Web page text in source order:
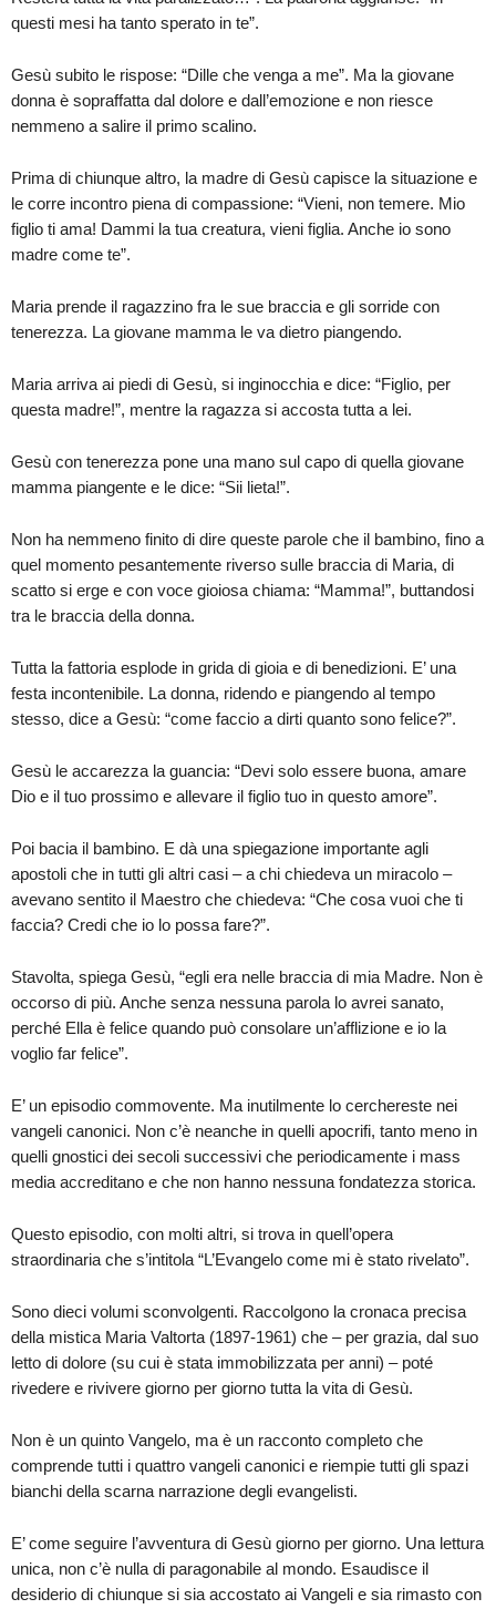
questi mesi ha tanto sperato in te”.
Gesù subito le rispose: “Dille che venga a me”. Ma la giovane
donna è sopraffatta dal dolore e dall’emozione e non riesce
nemmeno a salire il primo scalino.
Prima di chiunque altro, la madre di Gesù capisce la situazione e
le corre incontro piena di compassione: “Vieni, non temere. Mio
figlio ti ama! Dammi la tua creatura, vieni figlia. Anche io sono
madre come te”.
Maria prende il ragazzino fra le sue braccia e gli sorride con
tenerezza. La giovane mamma le va dietro piangendo.
Maria arriva ai piedi di Gesù, si inginocchia e dice: “Figlio, per
questa madre!”, mentre la ragazza si accosta tutta a lei.
Gesù con tenerezza pone una mano sul capo di quella giovane
mamma piangente e le dice: “Sii lieta!”.
Non ha nemmeno finito di dire queste parole che il bambino, fino a
quel momento pesantemente riverso sulle braccia di Maria, di
scatto si erge e con voce gioiosa chiama: “Mamma!”, buttandosi
tra le braccia della donna.
Tutta la fattoria esplode in grida di gioia e di benedizioni. E’ una
festa incontenibile. La donna, ridendo e piangendo al tempo
stesso, dice a Gesù: “come faccio a dirti quanto sono felice?”.
Gesù le accarezza la guancia: “Devi solo essere buona, amare
Dio e il tuo prossimo e allevare il figlio tuo in questo amore”.
Poi bacia il bambino. E dà una spiegazione importante agli
apostoli che in tutti gli altri casi – a chi chiedeva un miracolo –
avevano sentito il Maestro che chiedeva: “Che cosa vuoi che ti
faccia? Credi che io lo possa fare?”.
Stavolta, spiega Gesù, “egli era nelle braccia di mia Madre. Non è
occorso di più. Anche senza nessuna parola lo avrei sanato,
perché Ella è felice quando può consolare un’afflizione e io la
voglio far felice”.
E’ un episodio commovente. Ma inutilmente lo cerchereste nei
vangeli canonici. Non c’è neanche in quelli apocrifi, tanto meno in
quelli gnostici dei secoli successivi che periodicamente i mass
media accreditano e che non hanno nessuna fondatezza storica.
Questo episodio, con molti altri, si trova in quell’opera
straordinaria che s’intitola “L’Evangelo come mi è stato rivelato”.
Sono dieci volumi sconvolgenti. Raccolgono la cronaca precisa
della mistica Maria Valtorta (1897-1961) che – per grazia, dal suo
letto di dolore (su cui è stata immobilizzata per anni) – poté
rivedere e rivivere giorno per giorno tutta la vita di Gesù.
Non è un quinto Vangelo, ma è un racconto completo che
comprende tutti i quattro vangeli canonici e riempie tutti gli spazi
bianchi della scarna narrazione degli evangelisti.
E’ come seguire l’avventura di Gesù giorno per giorno. Una lettura
unica, non c’è nulla di paragonabile al mondo. Esaudisce il
desiderio di chiunque si sia accostato ai Vangeli e sia rimasto con